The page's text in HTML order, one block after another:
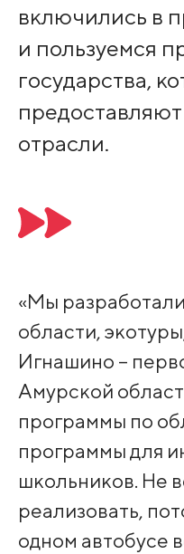
включились в
и пользуемся
государства,
отрасли.
«Мы
области,
Игнашино –
Амурской
программы по
программы для
школьников. Не
реализовать,
одном автобусе